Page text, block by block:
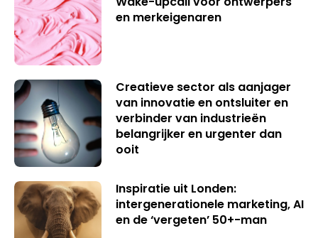
en merkeigenaren
Creatieve sector als aanjager
van innovatie en ontsluiter en
verbinder van industrieën
belangrijker en urgenter dan
ooit
Inspiratie uit Londen:
intergenerationele marketing, AI
en de ‘vergeten’ 50+-man